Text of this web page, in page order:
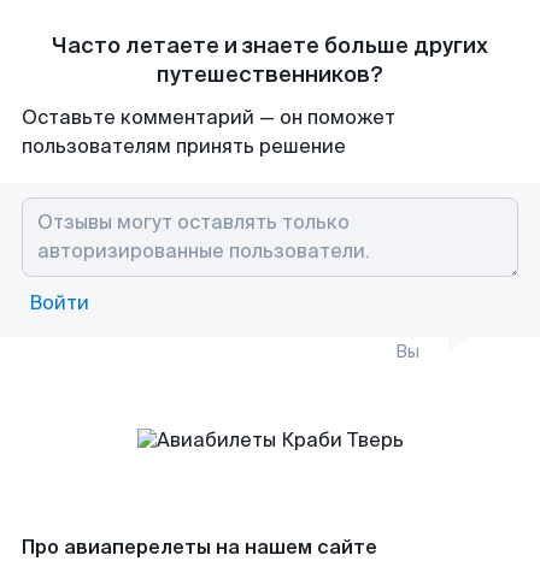
Часто летаете и знаете больше других
путешественников?
Оставьте комментарий — он поможет
пользователям принять решение
Войти
Вы
Про авиаперелеты на нашем сайте